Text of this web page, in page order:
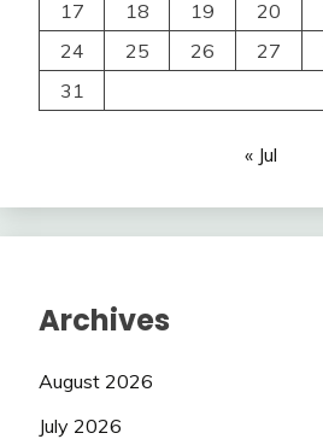
17 18 19 20
24
25 26 27
31
« Jul
Archives
August 2026
July 2026